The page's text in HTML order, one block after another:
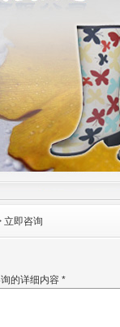
立即咨询
的详细内容 *